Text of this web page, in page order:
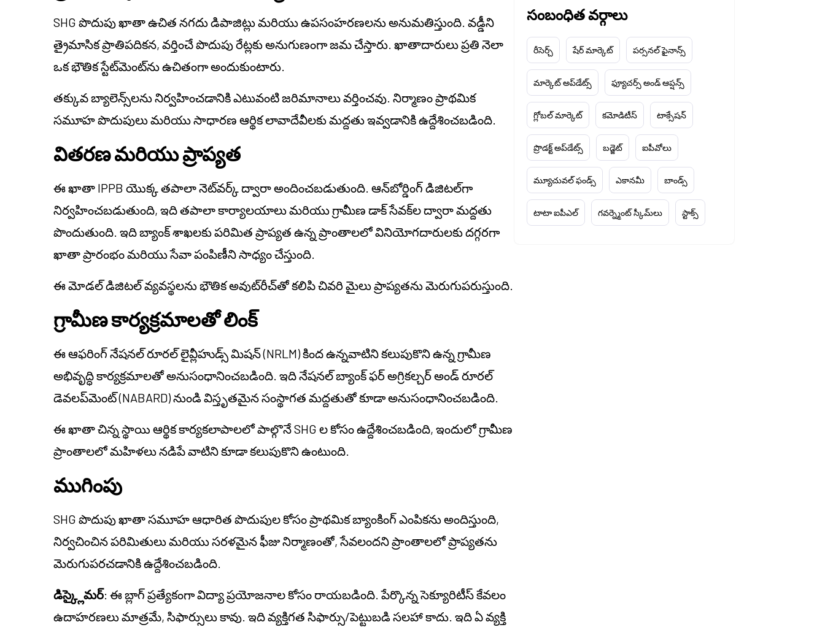
SHG పొదుపు ఖాతా ఉచిత నగదు డిపాజిట్లు మరియు ఉపసంహరణలను అనుమతిస్తుంది. వడ్డీని
త్రైమాసిక ప్రాతిపదికన, వర్తించే పొదుపు రేట్లకు అనుగుణంగా జమ చేస్తారు. ఖాతాదారులు ప్రతి నెలా
ఒక భౌతిక స్టేట్‌మెంట్‌ను ఉచితంగా అందుకుంటారు.
తక్కువ బ్యాలెన్స్‌లను నిర్వహించడానికి ఎటువంటి జరిమానాలు వర్తించవు. నిర్మాణం ప్రాథమిక
సమూహ పొదుపులు మరియు సాధారణ ఆర్థిక లావాదేవీలకు మద్దతు ఇవ్వడానికి ఉద్దేశించబడింది.
వితరణ మరియు ప్రాప్యత
ఈ ఖాతా IPPB యొక్క తపాలా నెట్‌వర్క్ ద్వారా అందించబడుతుంది. ఆన్‌బోర్డింగ్ డిజిటల్‌గా
నిర్వహించబడుతుంది, ఇది తపాలా కార్యాలయాలు మరియు గ్రామీణ డాక్ సేవక్‌ల ద్వారా మద్దతు
పొందుతుంది. ఇది బ్యాంక్ శాఖలకు పరిమిత ప్రాప్యత ఉన్న ప్రాంతాలలో వినియోగదారులకు దగ్గరగా
ఖాతా ప్రారంభం మరియు సేవా పంపిణీని సాధ్యం చేస్తుంది.
ఈ మోడల్ డిజిటల్ వ్యవస్థలను భౌతిక అవుట్‌రీచ్‌తో కలిపి చివరి మైలు ప్రాప్యతను మెరుగుపరుస్తుంది.
గ్రామీణ కార్యక్రమాలతో లింక్
ఈ ఆఫరింగ్ నేషనల్ రూరల్ లైవ్లీహుడ్స్ మిషన్ (NRLM) కింద ఉన్నవాటిని కలుపుకొని ఉన్న గ్రామీణ
అభివృద్ధి కార్యక్రమాలతో అనుసంధానించబడింది. ఇది నేషనల్ బ్యాంక్ ఫర్ అగ్రికల్చర్ అండ్ రూరల్
డెవలప్‌మెంట్ (NABARD) నుండి విస్తృతమైన సంస్థాగత మద్దతుతో కూడా అనుసంధానించబడింది.
ఈ ఖాతా చిన్న స్థాయి ఆర్థిక కార్యకలాపాలలో పాల్గొనే SHG ల కోసం ఉద్దేశించబడింది, ఇందులో గ్రామీణ
ప్రాంతాలలో మహిళలు నడిపే వాటిని కూడా కలుపుకొని ఉంటుంది.
ముగింపు
SHG పొదుపు ఖాతా సమూహ ఆధారిత పొదుపుల కోసం ప్రాథమిక బ్యాంకింగ్ ఎంపికను అందిస్తుంది,
నిర్వచించిన పరిమితులు మరియు సరళమైన ఫీజు నిర్మాణంతో, సేవలందని ప్రాంతాలలో ప్రాప్యతను
మెరుగుపరచడానికి ఉద్దేశించబడింది.
డిస్క్లైమర్: ఈ బ్లాగ్ ప్రత్యేకంగా విద్యా ప్రయోజనాల కోసం రాయబడింది. పేర్కొన్న సెక్యూరిటీస్ కేవలం
ఉదాహరణలు మాత్రమే, సిఫార్సులు కావు. ఇది వ్యక్తిగత సిఫార్సు/పెట్టుబడి సలహా కాదు. ఇది ఏ వ్యక్తి
సంబంధిత వర్గాలు
రీసెర్చ్ షేర్ మార్కెట్ పర్సనల్ ఫైనాన్స్
మార్కెట్ అప్‌డేట్స్ ఫ్యూచర్స్ అండ్ ఆప్షన్స్
గ్లోబల్ మార్కెట్ కమోడిటీస్ టాక్సేషన్
ప్రొడక్ట్ అప్‌డేట్స్ బడ్జెట్ ఐపీవోలు
మ్యూచువల్ ఫండ్స్ ఎకానమీ బాండ్స్
టాటా ఐపీఎల్ గవర్న్మెంట్ స్కీమ్‌లు స్టాక్స్